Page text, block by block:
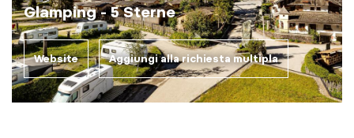
Glamping - 5 Sterne
Website Aggiungi alla richiesta multipla